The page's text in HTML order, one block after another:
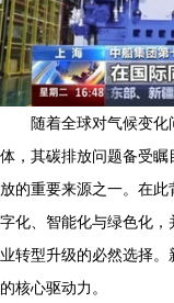
随着全球对气候变
体，其碳排放问题备受
放的重要来源之一。在此
字化、智能化与绿色化
业转型升级的必然选择
的核心驱动力。